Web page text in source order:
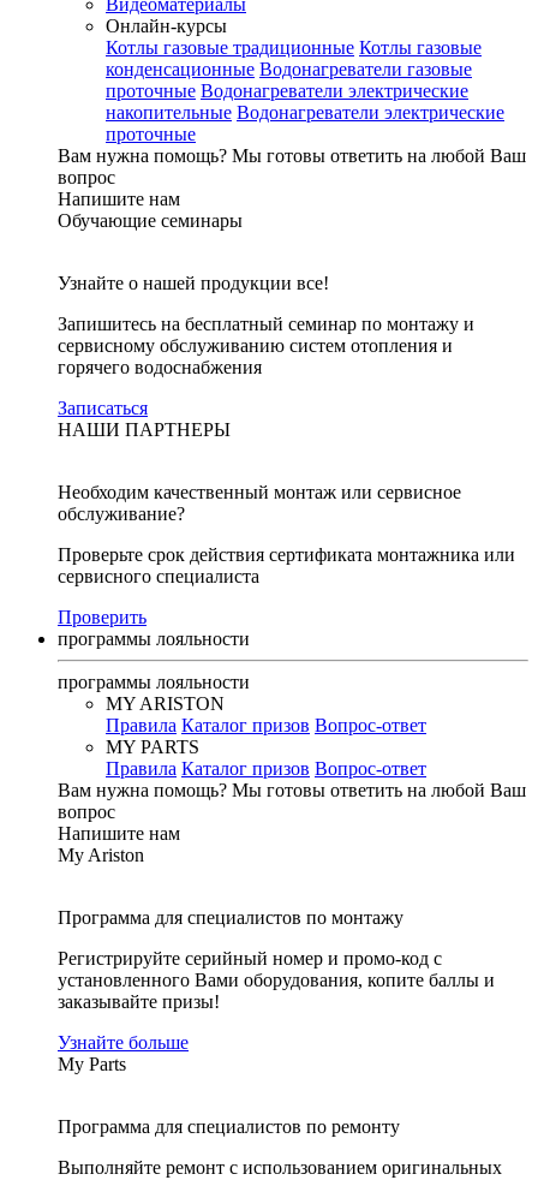
Видеоматериалы
Онлайн-курсы
Котлы газовые традиционные Котлы газовые
конденсационные Водонагреватели газовые
проточные Водонагреватели электрические
накопительные Водонагреватели электрические
проточные
Вам нужна помощь? Мы готовы ответить на любой Ваш
вопрос
Напишите нам
Обучающие семинары
Узнайте о нашей продукции все!
Запишитесь на бесплатный семинар по монтажу и
сервисному обслуживанию систем отопления и
горячего водоснабжения
Записаться
НАШИ ПАРТНЕРЫ
Необходим качественный монтаж или сервисное
обслуживание?
Проверьте срок действия сертификата монтажника или
сервисного специалиста
Проверить
программы лояльности
программы лояльности
MY ARISTON
Правила Каталог призов Вопрос-ответ
MY PARTS
Правила Каталог призов Вопрос-ответ
Вам нужна помощь? Мы готовы ответить на любой Ваш
вопрос
Напишите нам
My Ariston
Программа для специалистов по монтажу
Регистрируйте серийный номер и промо-код с
установленного Вами оборудования, копите баллы и
заказывайте призы!
Узнайте больше
My Parts
Программа для специалистов по ремонту
Выполняйте ремонт с использованием оригинальных